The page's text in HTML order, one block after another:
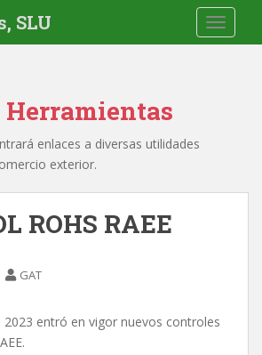
SLU
Herramientas
enlaces a diversas utilidades
exterior.
ROHS RAEE
GAT
2023 entró en vigor nuevos controles